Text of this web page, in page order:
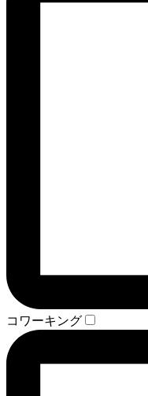
コワーキング